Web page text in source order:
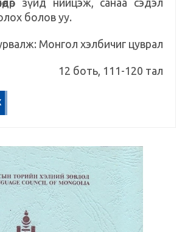
зүйд нийцэж, санаа сэдэл
болов уу.
Монгол хэлбичиг цуврал
12 боть, 111-120 тал